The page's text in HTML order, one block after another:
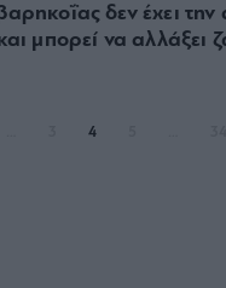
δεν έχει
μπορεί να αλλάξει
4